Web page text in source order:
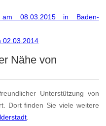
am 08.03.2015 in Baden-
02.03.2014
Nähe von
Unterstützung von
Dort finden Sie viele weitere